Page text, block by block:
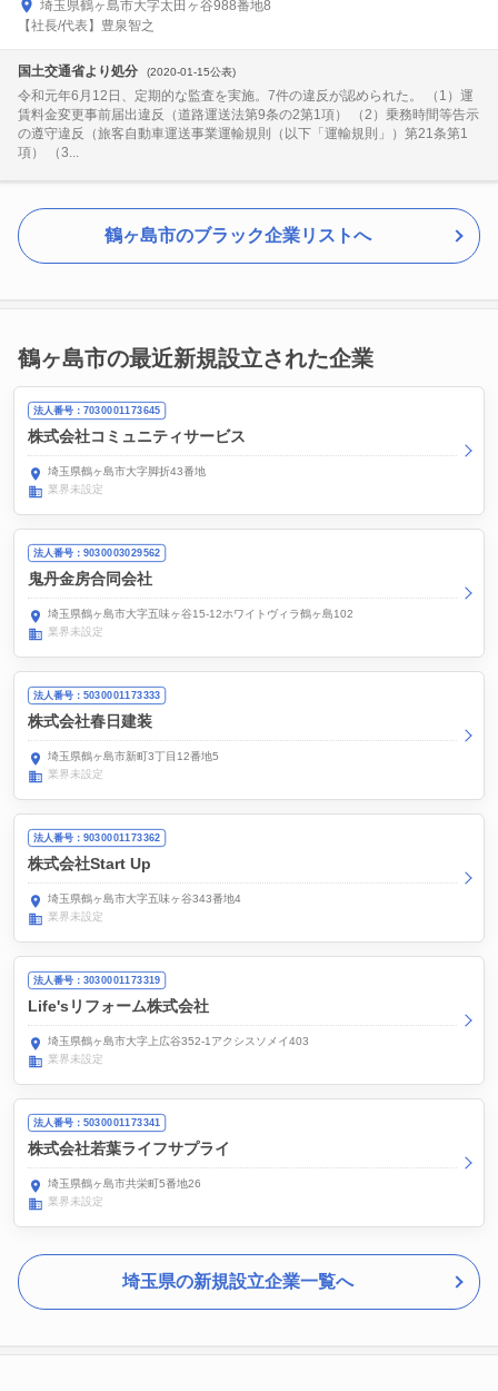
埼玉県鶴ヶ島市大字太田ヶ谷988番地8
【社長/代表】豊泉智之
国土交通省より処分 (2020-01-15公表)
令和元年6月12日、定期的な監査を実施。7件の違反が認められた。 （1）運
賃料金変更事前届出違反（道路運送法第9条の2第1項） （2）乗務時間等告示
の遵守違反（旅客自動車運送事業運輸規則（以下「運輸規則」）第21条第1
項） （3...
鶴ヶ島市のブラック企業リストへ
鶴ヶ島市の最近新規設立された企業
法人番号：7030001173645
株式会社コミュニティサービス
埼玉県鶴ヶ島市大字脚折43番地
業界未設定
法人番号：9030003029562
鬼丹金房合同会社
埼玉県鶴ヶ島市大字五味ヶ谷15-12ホワイトヴィラ鶴ヶ島102
業界未設定
法人番号：5030001173333
株式会社春日建装
埼玉県鶴ヶ島市新町3丁目12番地5
業界未設定
法人番号：9030001173362
株式会社Start Up
埼玉県鶴ヶ島市大字五味ヶ谷343番地4
業界未設定
法人番号：3030001173319
Life'sリフォーム株式会社
埼玉県鶴ヶ島市大字上広谷352-1アクシスソメイ403
業界未設定
法人番号：5030001173341
株式会社若葉ライフサプライ
埼玉県鶴ヶ島市共栄町5番地26
業界未設定
埼玉県の新規設立企業一覧へ